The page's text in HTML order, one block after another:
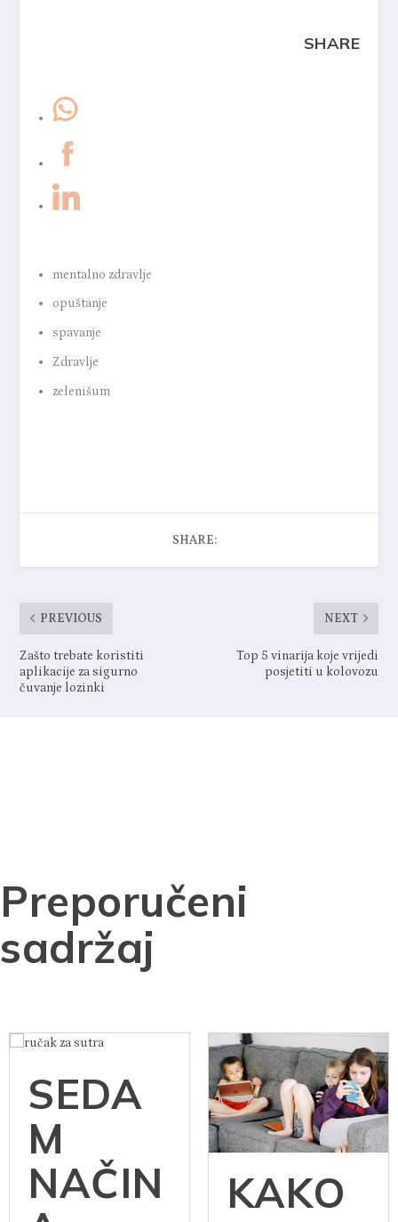
SHARE
mentalno zdravlje
opuštanje
spavanje
Zdravlje
zelenišum
SHARE:
PREVIOUS
Zašto trebate koristiti
aplikacije za sigurno
čuvanje lozinki
NEXT
Top 5 vinarija koje vrijedi
posjetiti u kolovozu
Preporučeni
sadržaj
SEDA
M
NAČIN
KAKO